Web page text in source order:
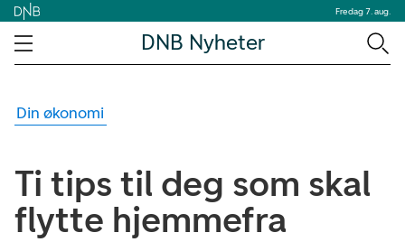
Fredag 7. aug.
DNB Nyheter
Din økonomi
Ti tips til deg som skal
flytte hjemmefra